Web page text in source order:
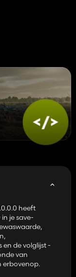
heeft
je save-
de volglijst -
van
erbovenop.